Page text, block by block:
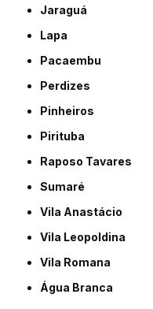
Jaraguá
Lapa
Pacaembu
Perdizes
Pinheiros
Pirituba
Raposo Tavares
Sumaré
Vila Anastácio
Vila Leopoldina
Vila Romana
Água Branca